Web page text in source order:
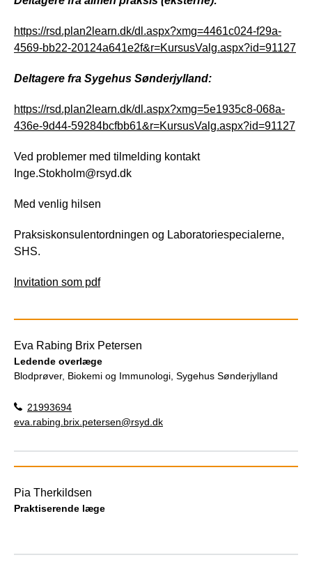
https://rsd.plan2learn.dk/dl.aspx?xmg=4461c024-f29a-
4569-bb22-20124a641e2f&r=KursusValg.aspx?id=91127
Deltagere fra Sygehus Sønderjylland:
https://rsd.plan2learn.dk/dl.aspx?xmg=5e1935c8-068a-
436e-9d44-59284bcfbb61&r=KursusValg.aspx?id=91127
Ved problemer med tilmelding kontakt
Inge.Stokholm@rsyd.dk
Med venlig hilsen
Praksiskonsulentordningen og Laboratoriespecialerne,
SHS.
Invitation som pdf
Eva Rabing Brix Petersen
Ledende overlæge
Blodprøver, Biokemi og Immunologi, Sygehus Sønderjylland
21993694
eva.rabing.brix.petersen@rsyd.dk
Pia Therkildsen
Praktiserende læge